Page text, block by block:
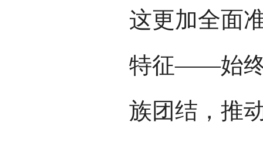
这更加全面
特征——始终
族团结，推